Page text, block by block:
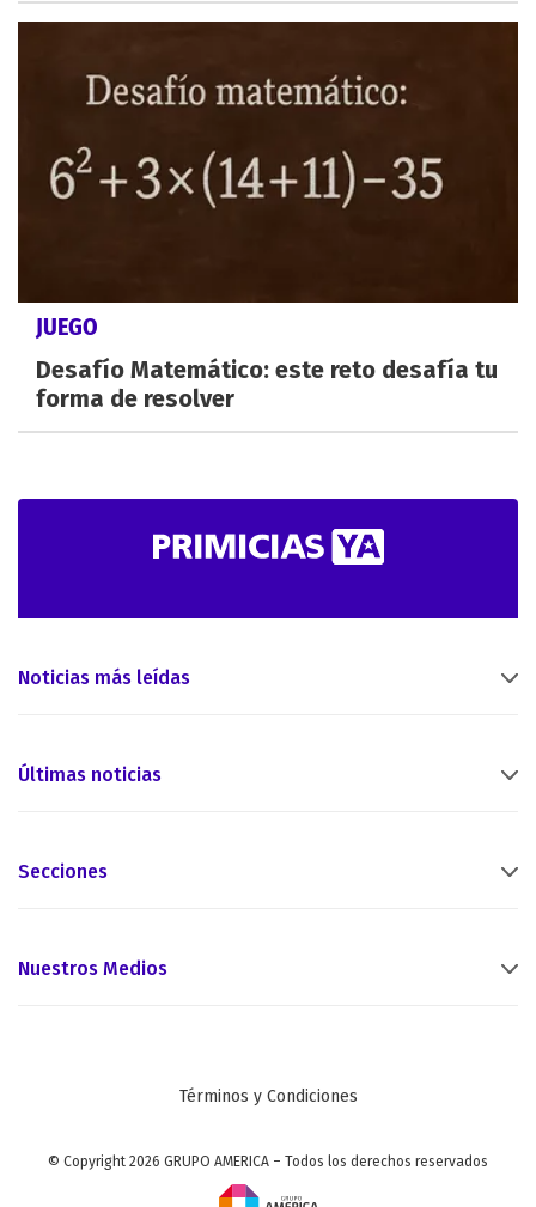
JUEGO
Desafío Matemático: este reto desafía tu
forma de resolver
Noticias más leídas
Últimas noticias
Secciones
Nuestros Medios
Términos y Condiciones
© Copyright 2026 GRUPO AMERICA – Todos los derechos reservados